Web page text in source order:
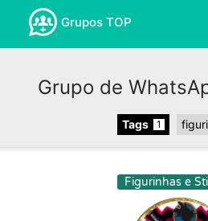
Grupos TOP
Grupo de
Tags 1
Figurinhas e